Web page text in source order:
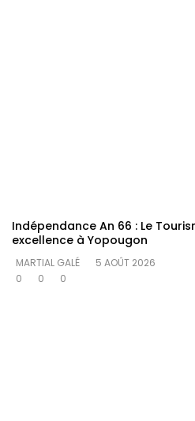
Indépendance An 66 : Le
excellence à Yopougon
MARTIAL GALÉ
5 AOÛT 2026
0
0 0